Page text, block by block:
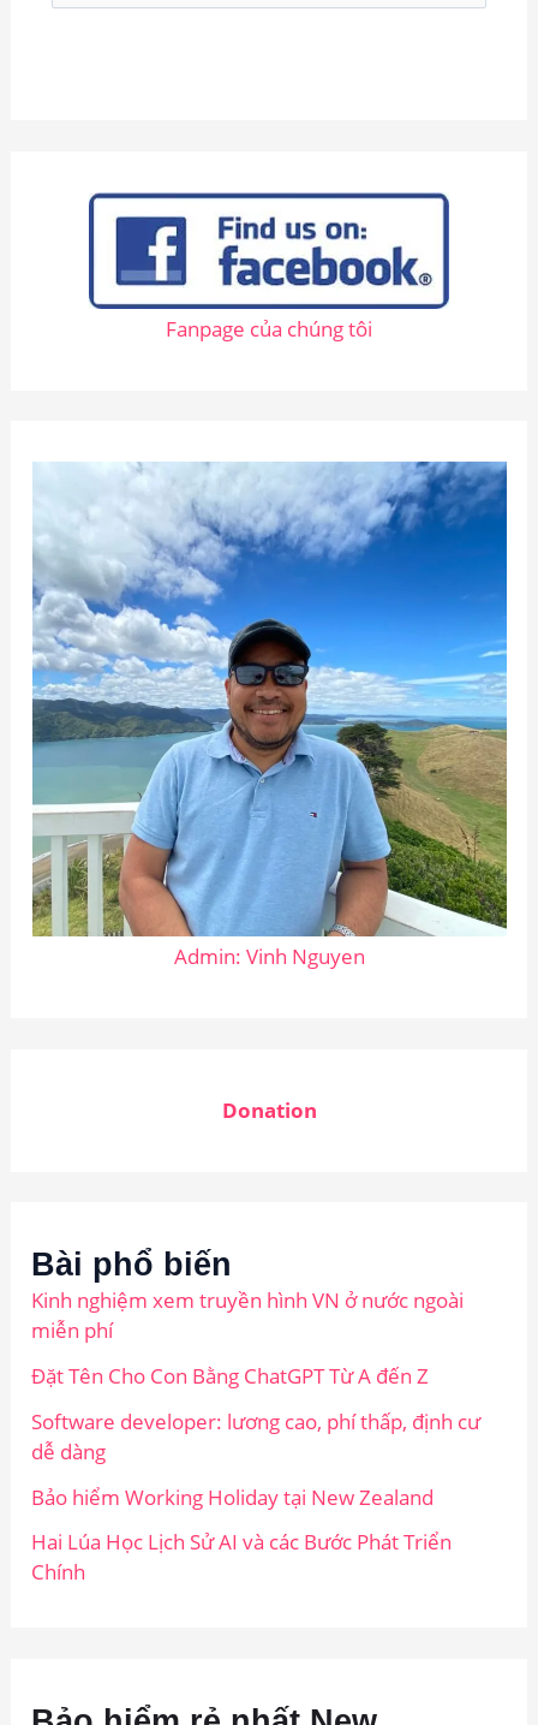
Fanpage của chúng tôi
Admin: Vinh Nguyen
Donation
Bài phổ biến
Kinh nghiệm xem truyền hình VN ở nước ngoài
miễn phí
Đặt Tên Cho Con Bằng ChatGPT Từ A đến Z
Software developer: lương cao, phí thấp, định cư
dễ dàng
Bảo hiểm Working Holiday tại New Zealand
Hai Lúa Học Lịch Sử AI và các Bước Phát Triển
Chính